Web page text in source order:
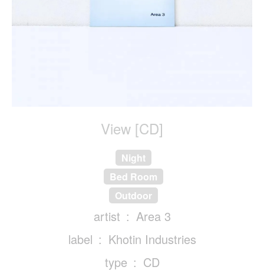
View [CD]
Night
Bed Room
Outdoor
artist
Area 3
label
Khotin Industries
type
CD